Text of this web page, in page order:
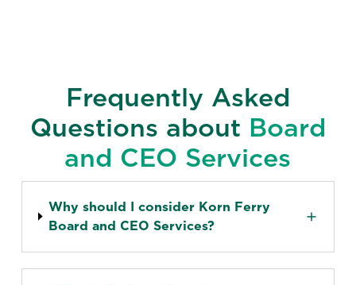
Frequently Asked
Questions about Board
and CEO Services
Why should I consider Korn Ferry
Board and CEO Services?